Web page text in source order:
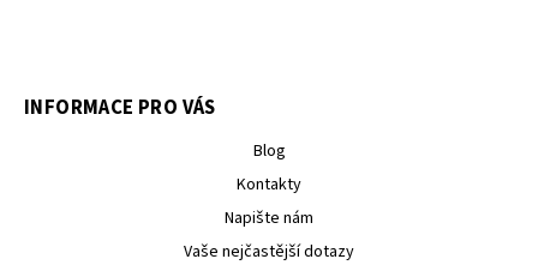
INFORMACE PRO VÁS
Blog
Kontakty
Napište nám
Vaše nejčastější dotazy